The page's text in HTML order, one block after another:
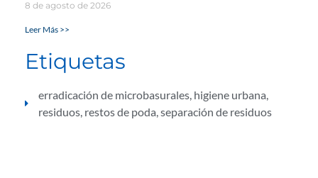
8 de agosto de 2026
Leer Más >>
Etiquetas
erradicación de microbasurales higiene urbana
residuos restos de poda separación de residuos